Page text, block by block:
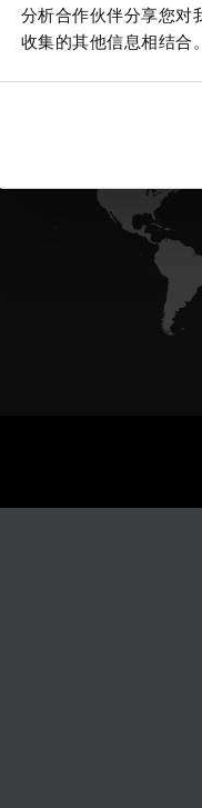
分析合作伙伴分享您对
收集的其他信息相结合。